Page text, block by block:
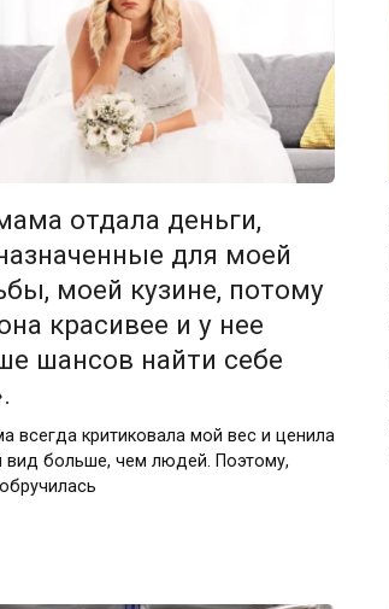
отдала деньги,
для моей
моей кузине, потому
красивее и у нее
шансов найти себе
всегда критиковала мой вес и ценила
вид больше, чем людей. Поэтому,